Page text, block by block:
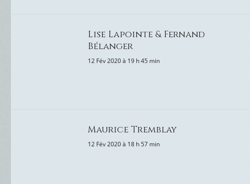
Lise Lapointe & Fernand
Bélanger
12 Fév 2020 à 19 h 45 min
Maurice Tremblay
12 Fév 2020 à 18 h 57 min